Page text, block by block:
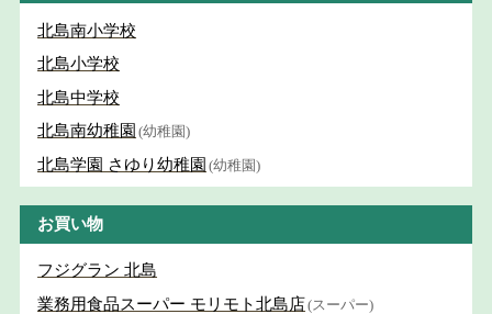
北島南小学校
北島小学校
北島中学校
北島南幼稚園 (幼稚園)
北島学園 さゆり幼稚園 (幼稚園)
お買い物
フジグラン 北島
業務用食品スーパー モリモト北島店(スーパー)